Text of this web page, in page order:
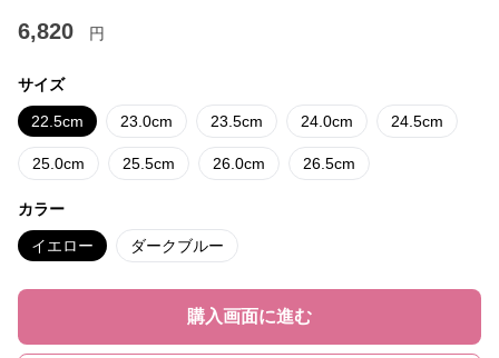
6,820 円
サイズ
22.5cm 23.0cm 23.5cm 24.0cm 24.5cm
25.0cm 25.5cm 26.0cm 26.5cm
カラー
イエロー ダークブルー
購入画面に進む